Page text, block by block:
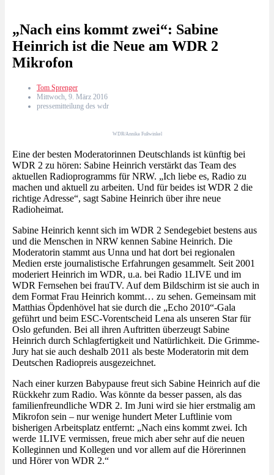
„Nach eins kommt zwei“: Sabine
Heinrich ist die Neue am WDR 2
Mikrofon
Tom Sprenger
Mittwoch, 9. März 2016
pressemitteilung des wdr
WDR/Annika Fußwinkel
Eine der besten Moderatorinnen Deutschlands ist künftig bei
WDR 2 zu hören: Sabine Heinrich verstärkt das Team des
aktuellen Radioprogramms für NRW. „Ich liebe es, Radio zu
machen und aktuell zu arbeiten. Und für beides ist WDR 2 die
richtige Adresse“, sagt Sabine Heinrich über ihre neue
Radioheimat.
Sabine Heinrich kennt sich im WDR 2 Sendegebiet bestens aus
und die Menschen in NRW kennen Sabine Heinrich. Die
Moderatorin stammt aus Unna und hat dort bei regionalen
Medien erste journalistische Erfahrungen gesammelt. Seit 2001
moderiert Heinrich im WDR, u.a. bei Radio 1LIVE und im
WDR Fernsehen bei frauTV. Auf dem Bildschirm ist sie auch in
dem Format Frau Heinrich kommt… zu sehen. Gemeinsam mit
Matthias Öpdenhövel hat sie durch die „Echo 2010“-Gala
geführt und beim ESC-Vorentscheid Lena als unseren Star für
Oslo gefunden. Bei all ihren Auftritten überzeugt Sabine
Heinrich durch Schlagfertigkeit und Natürlichkeit. Die Grimme-
Jury hat sie auch deshalb 2011 als beste Moderatorin mit dem
Deutschen Radiopreis ausgezeichnet.
Nach einer kurzen Babypause freut sich Sabine Heinrich auf die
Rückkehr zum Radio. Was könnte da besser passen, als das
familienfreundliche WDR 2. Im Juni wird sie hier erstmalig am
Mikrofon sein – nur wenige hundert Meter Luftlinie vom
bisherigen Arbeitsplatz entfernt: „Nach eins kommt zwei. Ich
werde 1LIVE vermissen, freue mich aber sehr auf die neuen
Kolleginnen und Kollegen und vor allem auf die Hörerinnen
und Hörer von WDR 2.“